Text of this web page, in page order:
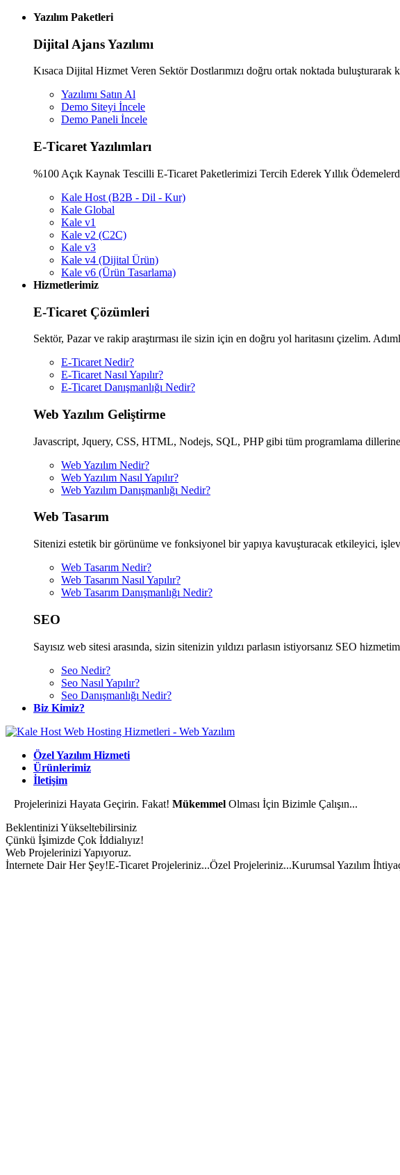
Yazılım Paketleri
Dijital Ajans Yazılımı
Kısaca Dijital Hizmet Veren Sektör Dostlarımızı doğru ortak noktada
Yazılımı Satın Al
Demo Siteyi İncele
Demo Paneli İncele
E-Ticaret Yazılımları
%100 Açık Kaynak Tescilli E-Ticaret Paketlerimizi Tercih Ederek Yıllık
Kale Host (B2B - Dil - Kur)
Kale Global
Kale v1
Kale v2 (C2C)
Kale v3
Kale v4 (Dijital Ürün)
Kale v6 (Ürün Tasarlama)
Hizmetlerimiz
E-Ticaret Çözümleri
Sektör, Pazar ve rakip araştırması ile sizin için en doğru yol haritasını çizelim.
E-Ticaret Nedir?
E-Ticaret Nasıl Yapılır?
E-Ticaret Danışmanlığı Nedir?
Web Yazılım Geliştirme
Javascript, Jquery, CSS, HTML, Nodejs, SQL, PHP gibi tüm programlama
Web Yazılım Nedir?
Web Yazılım Nasıl Yapılır?
Web Yazılım Danışmanlığı Nedir?
Web Tasarım
Sitenizi estetik bir görünüme ve fonksiyonel bir yapıya kavuşturacak etkileyici,
Web Tasarım Nedir?
Web Tasarım Nasıl Yapılır?
Web Tasarım Danışmanlığı Nedir?
SEO
Sayısız web sitesi arasında, sizin sitenizin yıldızı parlasın istiyorsanız SEO
Seo Nedir?
Seo Nasıl Yapılır?
Seo Danışmanlığı Nedir?
Biz Kimiz?
Özel Yazılım Hizmeti
Ürünlerimiz
İletişim
Projelerinizi Hayata Geçirin. Fakat! Mükemmel Olması İçin Bizimle Çalışın...
Beklentinizi Yükseltebilirsiniz
Çünkü İşimizde Çok İddialıyız!
Web Projelerinizi Yapıyoruz.
İnternete Dair Her Şey!E-Ticaret Projeleriniz...Özel Projeleriniz...Kurumsal Yazılım